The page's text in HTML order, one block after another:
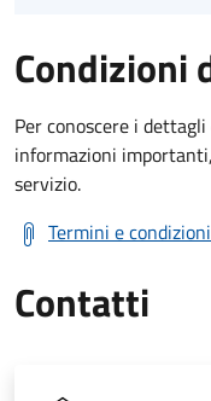
Condizioni
Per conoscere i
informazioni
servizio.
Termini e
Contatti